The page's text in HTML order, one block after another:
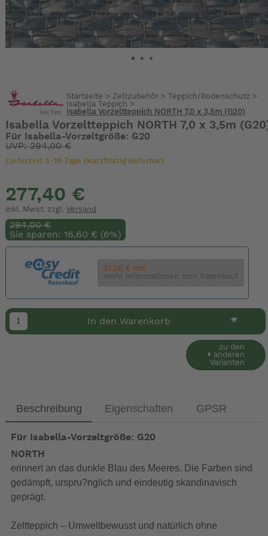
Startseite > Zeltzubehör> Teppich/Bodenschutz >
Isabella Teppich >
Isabella Vorzeltteppich NORTH 7,0 x 3,5m (G20)
Isabella Vorzeltteppich NORTH 7,0 x 3,5m
Für Isabella-Vorzeltgröße: G20
UVP: 294,00 €
Lieferzeit 5-10 Tage (kurzfristig lieferbar)
277,40 €
inkl. Mwst. zzgl. Versand
294,00 €
Sie sparen: 16,60 € (6%)
21.00 € mtl.
mehr Informationen zum Ratenkauf
In den Warenkorb
zu den
anderen
Varianten
Beschreibung Eigenschaften GPSR
Für Isabella-Vorzeltgröße: G20
NORTH
erinnert an das dunkle Blau des Meeres. Die Farben sind
gedämpft, urspru?nglich und eindeutig skandinavisch
geprägt.
Zeltteppich – Umweltbewusst und natürlich ohne